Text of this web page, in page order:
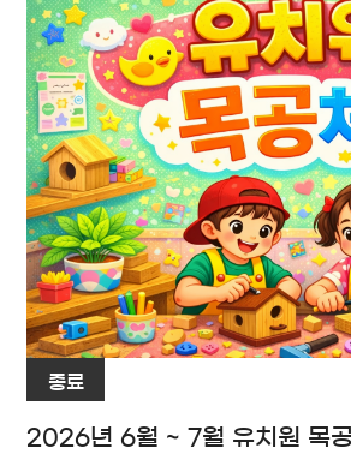
종료
2026년 6월 ~ 7월 유치원 목